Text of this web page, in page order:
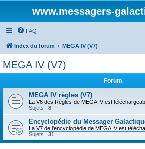
www.messagers-
FAQ
Index du forum MEGA IV (V7)
MEGA IV (V7)
Forum
MEGA IV règles (V7)
La V6 des Règles de MEGA IV est
Sujets : 8
Encyclopédie du Messager
La V7 de l'encyclopédie de MEGA IV est
Sujets : 31